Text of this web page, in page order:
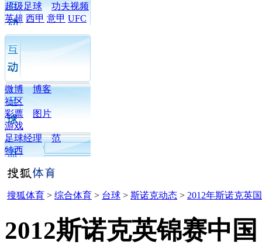
超级足球
功夫视频
英超 西甲 意甲 UFC
微博
博客
社区
彩票
图片
游戏
足球经理
范
特西
搜狐体育 > 综合体育 > 台球 > 斯诺克动态 > 2012年斯诺克英
2012斯诺克英锦赛中国